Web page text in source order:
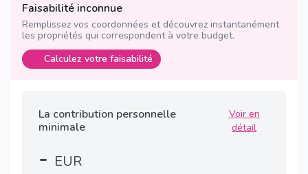
Faisabilité inconnue
Remplissez vos coordonnées et découvrez instantanément
les propriétés qui correspondent à votre budget.
Calculez votre faisabilité
La contribution personnelle
minimale
Voir en
détail
- EUR